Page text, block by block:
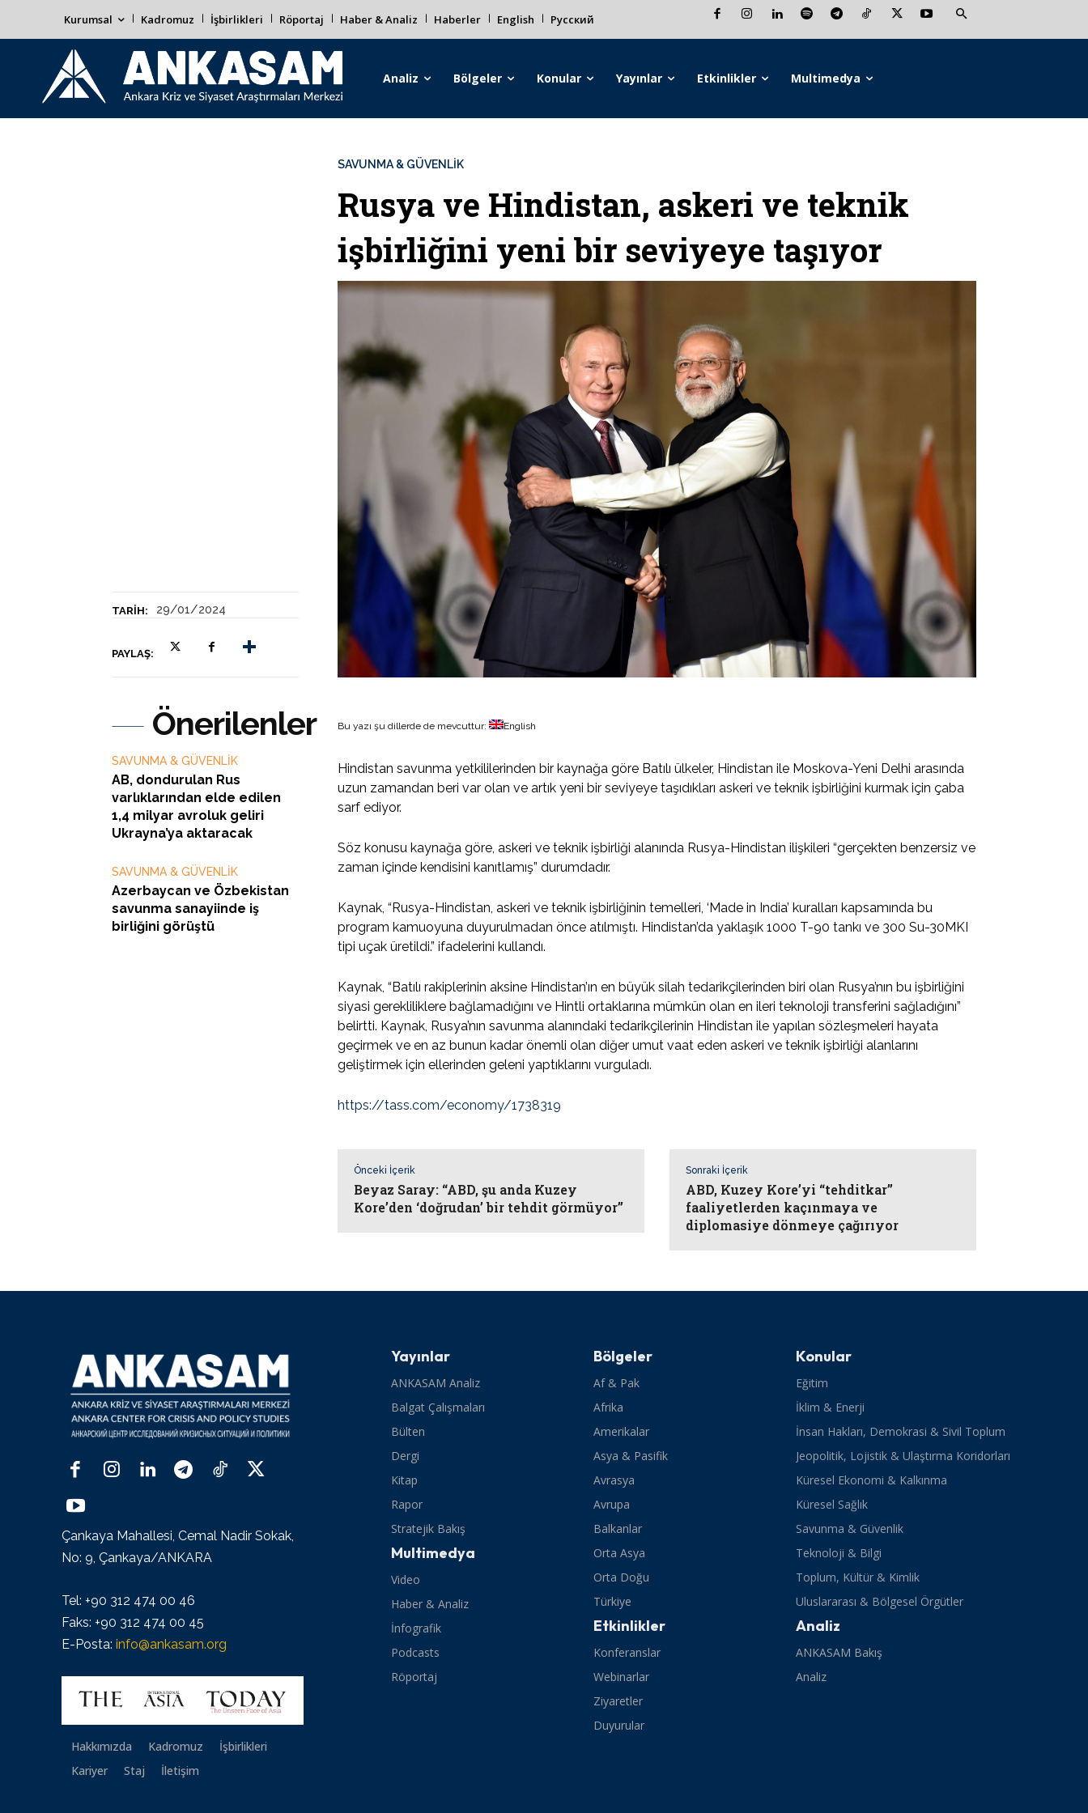
Kurumsal Kadromuz İşbirlikleri Röportaj Haber & Analiz Haberler English Русский
Analiz Bölgeler Konular Yayınlar Etkinlikler Multimedya
TARIH: 29/01/2024
PAYLAŞ:
SAVUNMA & GÜVENLİK
Rusya ve Hindistan, askeri ve teknik
işbirliğini yeni bir seviyeye taşıyor
Önerilenler
SAVUNMA & GÜVENLİK
AB, dondurulan Rus
varlıklarından elde edilen
1,4 milyar avroluk geliri
Ukrayna’ya aktaracak
SAVUNMA & GÜVENLİK
Azerbaycan ve Özbekistan
savunma sanayiinde iş
birliğini görüştü
Bu yazı şu dillerde de mevcuttur: English
Hindistan savunma yetkililerinden bir kaynağa göre Batılı ülkeler, Hindistan ile Moskova-Yeni Delhi arasında
uzun zamandan beri var olan ve artık yeni bir seviyeye taşıdıkları askeri ve teknik işbirliğini kurmak için çaba
sarf ediyor.
Söz konusu kaynağa göre, askeri ve teknik işbirliği alanında Rusya-Hindistan ilişkileri “gerçekten benzersiz ve
zaman içinde kendisini kanıtlamış” durumdadır.
Kaynak, “Rusya-Hindistan, askeri ve teknik işbirliğinin temelleri, ‘Made in India’ kuralları kapsamında bu
program kamuoyuna duyurulmadan önce atılmıştı. Hindistan’da yaklaşık 1000 T-90 tankı ve 300 Su-30MKI
tipi uçak üretildi.” ifadelerini kullandı.
Kaynak, “Batılı rakiplerinin aksine Hindistan’ın en büyük silah tedarikçilerinden biri olan Rusya’nın bu işbirliğini
siyasi gerekliliklere bağlamadığını ve Hintli ortaklarına mümkün olan en ileri teknoloji transferini sağladığını”
belirtti. Kaynak, Rusya’nın savunma alanındaki tedarikçilerinin Hindistan ile yapılan sözleşmeleri hayata
geçirmek ve en az bunun kadar önemli olan diğer umut vaat eden askeri ve teknik işbirliği alanlarını
geliştirmek için ellerinden geleni yaptıklarını vurguladı.
https://tass.com/economy/1738319
Önceki İçerik
Beyaz Saray: “ABD, şu anda Kuzey
Kore’den ‘doğrudan’ bir tehdit görmüyor”
Sonraki İçerik
ABD, Kuzey Kore’yi “tehditkar”
faaliyetlerden kaçınmaya ve
diplomasiye dönmeye çağırıyor
Çankaya Mahallesi, Cemal Nadir Sokak,
No: 9, Çankaya/ANKARA
Tel: +90 312 474 00 46
Faks: +90 312 474 00 45
E-Posta: info@ankasam.org
Hakkımızda Kadromuz
İşbirlikleri
Kariyer
Staj İletişim
Yayınlar
ANKASAM Analiz
Balgat Çalışmaları
Bülten
Dergi
Kitap
Rapor
Stratejik Bakış
Multimedya
Video
Haber & Analiz
İnfografik
Podcasts
Röportaj
Bölgeler
Af & Pak
Afrika
Amerikalar
Asya & Pasifik
Avrasya
Avrupa
Balkanlar
Orta Asya
Orta Doğu
Türkiye
Etkinlikler
Konferanslar
Webinarlar
Ziyaretler
Duyurular
Konular
Eğitim
İklim & Enerji
İnsan Hakları, Demokrasi & Sivil Toplum
Jeopolitik, Lojistik & Ulaştırma Koridorları
Küresel Ekonomi & Kalkınma
Küresel Sağlık
Savunma & Güvenlik
Teknoloji & Bilgi
Toplum, Kültür & Kimlik
Uluslararası & Bölgesel Örgütler
Analiz
ANKASAM Bakış
Analiz